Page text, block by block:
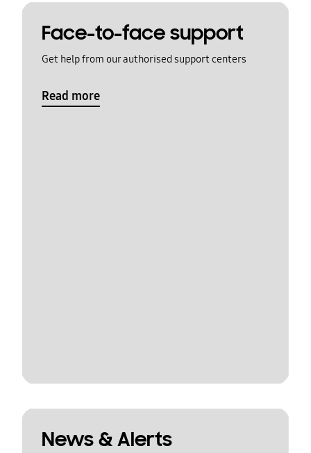
Face-to-face support
Get help from our authorised support centers
Read more
News & Alerts